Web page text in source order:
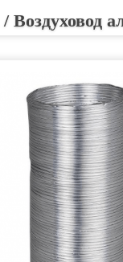
Воздуховод